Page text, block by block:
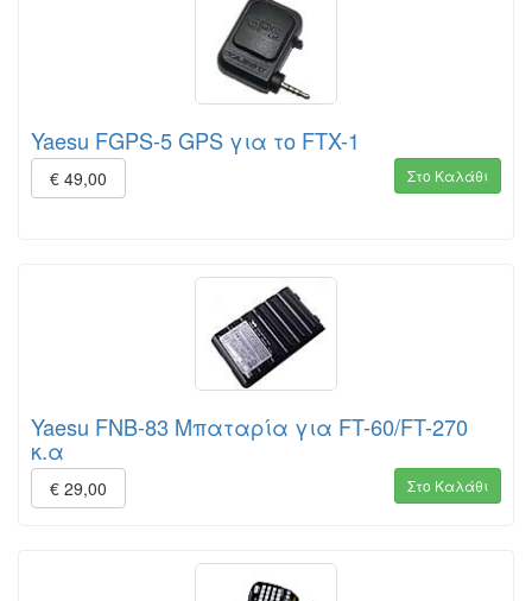
Yaesu FGPS-5 GPS για το FTX-1
€ 49,00 Στο Καλάθι
Yaesu FNB-83 Μπαταρία για FT-60/FT-270
κ.α
€ 29,00 Στο Καλάθι